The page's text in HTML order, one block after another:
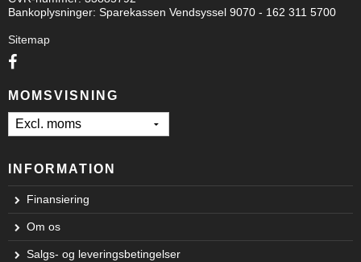
Bankoplysninger: Sparekassen Vendsyssel 9070 - 162 311 5700
Sitemap
MOMSVISNING
INFORMATION
Finansiering
Om os
Salgs- og leveringsbetingelser